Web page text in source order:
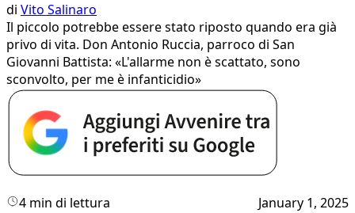
di Vito Salinaro
Il piccolo potrebbe essere stato riposto quando era già
privo di vita. Don Antonio Ruccia, parroco di San
Giovanni Battista: «L'allarme non è scattato, sono
sconvolto, per me è infanticidio»
4 min di lettura January 1, 2025